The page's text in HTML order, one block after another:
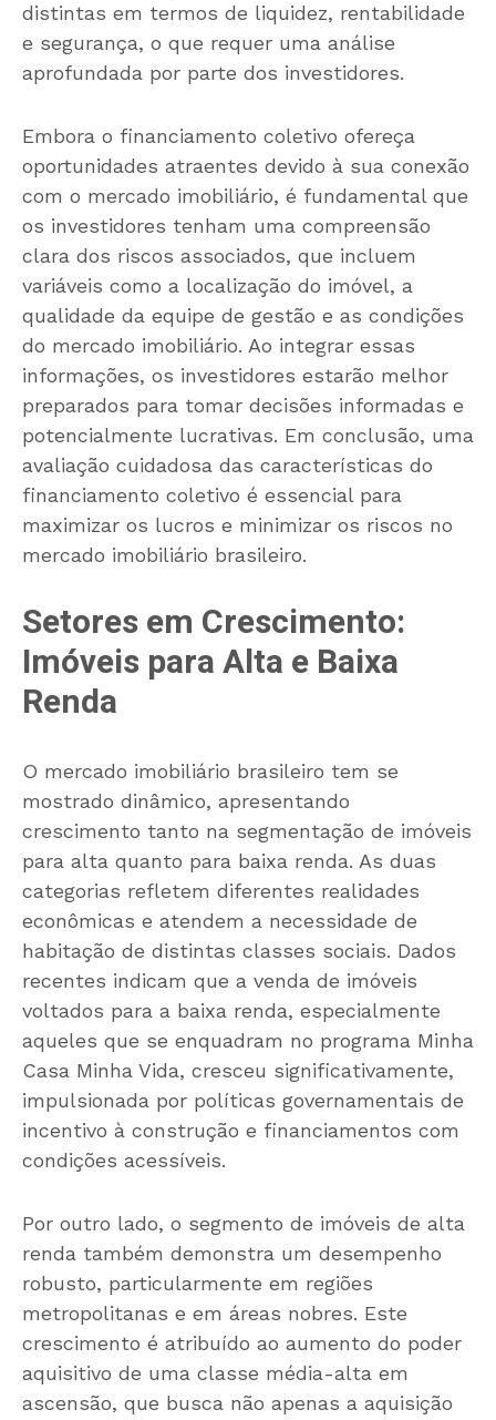
distintas em termos de liquidez, rentabilidade
e segurança, o que requer uma análise
aprofundada por parte dos investidores.
Embora o financiamento coletivo ofereça
oportunidades atraentes devido à sua conexão
com o mercado imobiliário, é fundamental que
os investidores tenham uma compreensão
clara dos riscos associados, que incluem
variáveis como a localização do imóvel, a
qualidade da equipe de gestão e as condições
do mercado imobiliário. Ao integrar essas
informações, os investidores estarão melhor
preparados para tomar decisões informadas e
potencialmente lucrativas. Em conclusão, uma
avaliação cuidadosa das características do
financiamento coletivo é essencial para
maximizar os lucros e minimizar os riscos no
mercado imobiliário brasileiro.
Setores em Crescimento:
Imóveis para Alta e Baixa
Renda
O mercado imobiliário brasileiro tem se
mostrado dinâmico, apresentando
crescimento tanto na segmentação de imóveis
para alta quanto para baixa renda. As duas
categorias refletem diferentes realidades
econômicas e atendem a necessidade de
habitação de distintas classes sociais. Dados
recentes indicam que a venda de imóveis
voltados para a baixa renda, especialmente
aqueles que se enquadram no programa Minha
Casa Minha Vida, cresceu significativamente,
impulsionada por políticas governamentais de
incentivo à construção e financiamentos com
condições acessíveis.
Por outro lado, o segmento de imóveis de alta
renda também demonstra um desempenho
robusto, particularmente em regiões
metropolitanas e em áreas nobres. Este
crescimento é atribuído ao aumento do poder
aquisitivo de uma classe média-alta em
ascensão, que busca não apenas a aquisição